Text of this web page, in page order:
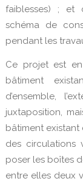
faiblesses) ; et
schéma de
pendant les
Ce projet est
bâtiment
d’ensemble,
juxtaposition,
bâtiment
des circulations
poser les boîtes
entre elles deux